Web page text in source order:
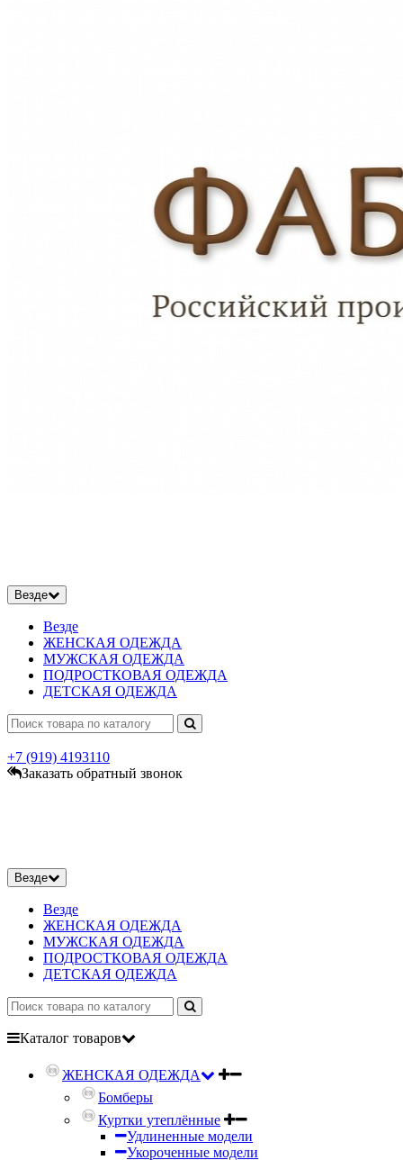
Везде
Везде
ЖЕНСКАЯ ОДЕЖДА
МУЖСКАЯ ОДЕЖДА
ПОДРОСТКОВАЯ ОДЕЖДА
ДЕТСКАЯ ОДЕЖДА
+7 (919) 4193110
Заказать обратный звонок
Везде
Везде
ЖЕНСКАЯ ОДЕЖДА
МУЖСКАЯ ОДЕЖДА
ПОДРОСТКОВАЯ ОДЕЖДА
ДЕТСКАЯ ОДЕЖДА
Каталог товаров
ЖЕНСКАЯ ОДЕЖДА
Бомберы
Куртки утеплённые
Удлиненные модели
Укороченные модели